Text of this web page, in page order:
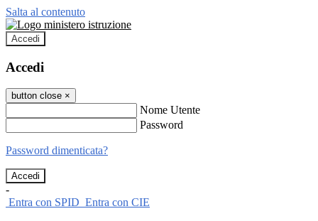
Salta al contenuto
Accedi
Accedi
button close ×
Nome Utente
Password
Password dimenticata?
-
Entra con SPID Entra con CIE